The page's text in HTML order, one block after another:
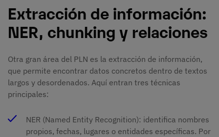
Extracción de información:
NER, chunking y relaciones
Otra gran área del PLN es la extracción de información,
que permite encontrar datos concretos dentro de textos
largos y desordenados. Aquí entran tres técnicas
principales:
NER (Named Entity Recognition): identifica nombres
propios, fechas, lugares o entidades específicas. Por